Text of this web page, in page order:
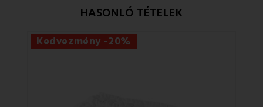
HASONLÓ TÉTELEK
Kedvezmény -20%